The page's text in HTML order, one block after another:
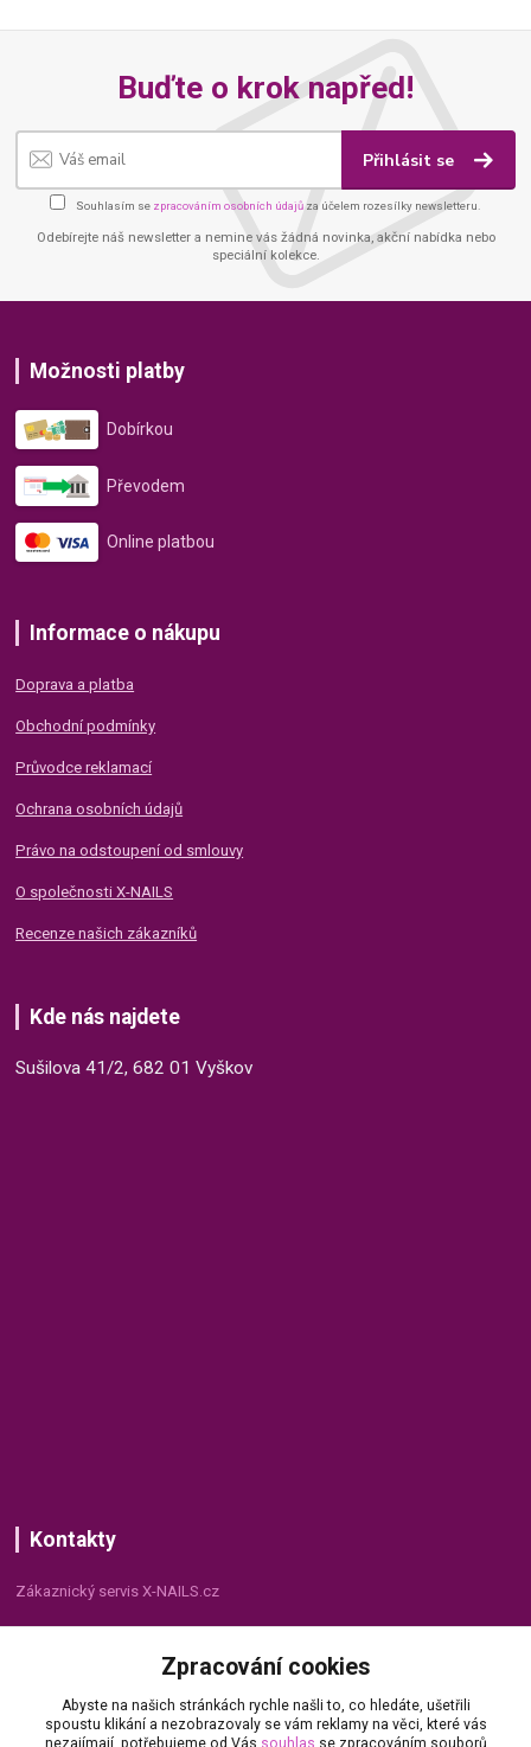
Buďte o krok napřed!
Přihlásit se
Souhlasím se zpracováním osobních údajů za účelem rozesílky newsletteru.
Odebírejte náš newsletter a nemine vás žádná novinka, akční nabídka nebo
speciální kolekce.
Možnosti platby
Dobírkou
Převodem
Online platbou
Informace o nákupu
Doprava a platba
Obchodní podmínky
Průvodce reklamací
Ochrana osobních údajů
Právo na odstoupení od smlouvy
O společnosti X-NAILS
Recenze našich zákazníků
Kde nás najdete
Sušilova 41/2, 682 01 Vyškov
Kontakty
Zákaznický servis X-NAILS.cz
+420 735 055 075
info@x-nails.cz
Zpracování cookies
Abyste na našich stránkách rychle našli to, co hledáte, ušetřili
spoustu klikání a nezobrazovaly se vám reklamy na věci, které vás
nezajímají, potřebujeme od Vás souhlas se zpracováním souborů